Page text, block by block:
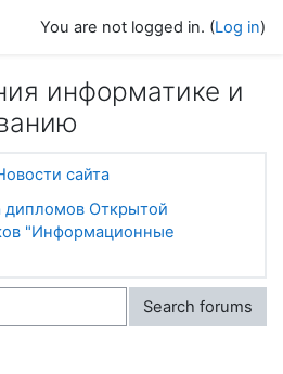
You are not logged in. (Log in)
информатике и
сайта
дипломов Открытой
"Информационные
Search forums